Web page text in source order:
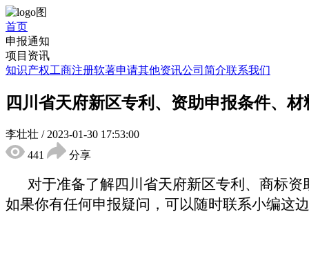
首页
申报通知
项目资讯
知识产权工商注册软著申请其他资讯公司简介联系我们
四川省天府新区专利、资助申报条件、
李壮壮 / 2023-01-30 17:53:00
441
分享
对于准备了解四川省天府新区专利、商标资
如果你有任何申报疑问，可以随时联系小编这边